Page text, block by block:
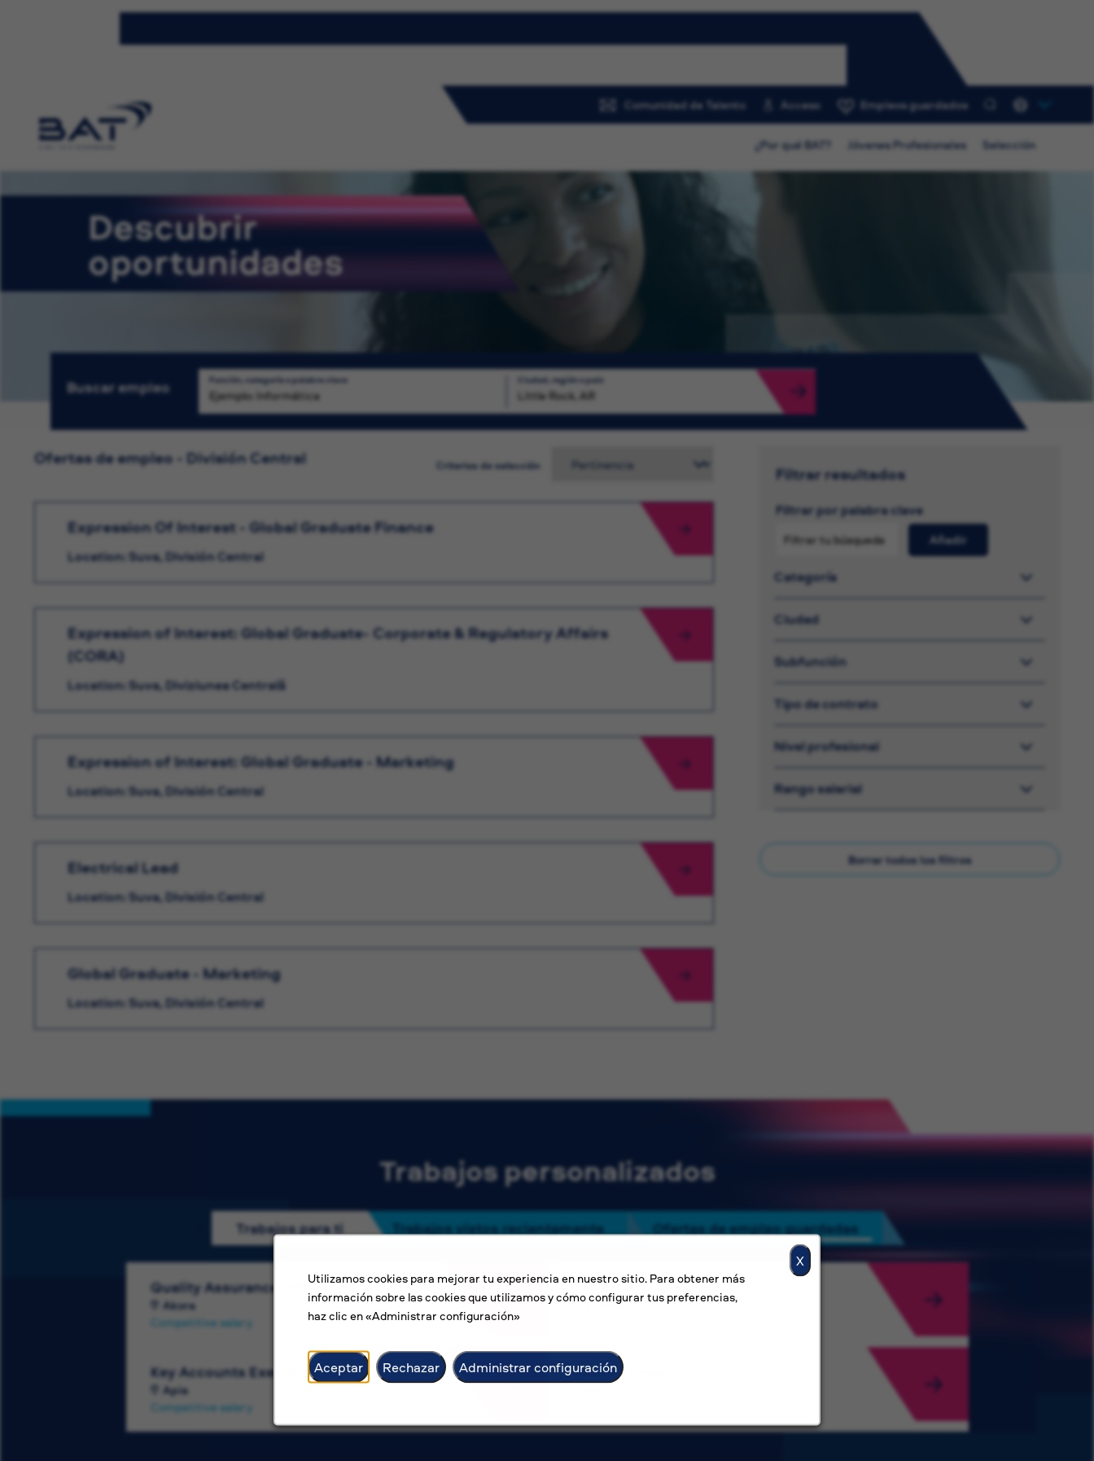
X
Utilizamos cookies para mejorar tu experiencia en nuestro sitio. Para obtener más
información sobre las cookies que utilizamos y cómo configurar tus preferencias,
haz clic en «Administrar configuración»
Aceptar Rechazar Administrar configuración
Comunidad de Talento Acceso Empleos guardados
¿Por qué BAT? Jóvenes Profesionales Selección
Descubrir
oportunidades
Buscar empleo Función, categoría o palabra clave Ciudad, región o país
Criterios de selección
Ofertas de empleo - División Central
Expression Of Interest - Global Graduate Finance
Location: Suva, División Central
Expression of Interest: Global Graduate- Corporate & Regulatory Affairs
(CORA)
Location: Suva, Diviziunea Centrală
Expression of Interest: Global Graduate - Marketing
Location: Suva, División Central
Electrical Lead
Location: Suva, División Central
Global Graduate - Marketing
Location: Suva, División Central
Filtrar resultados
Filtrar por palabra clave
Añadir
Categoría
Ciudad
Subfunción
Tipo de contrato
Nivel profesional
Rango salarial
Borrar todos los filtros
Trabajos personalizados
Trabajos para ti Trabajos vistos recientemente Ofertas de empleo guardadas
Quality Assurance Officer
Akora
Competitive salary
Electrical Engineer
Ammán
Key Accounts Executive
Apia
Competitive salary
Head of Finance